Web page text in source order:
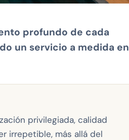
profundo de cada
un servicio a medida en
privilegiada, calidad
irrepetible, más allá del